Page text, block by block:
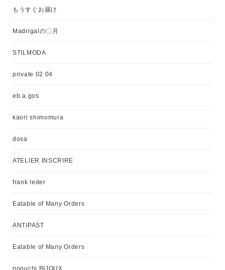
もうすぐお届け
Madrigalの〇月
STILMODA
private 02 04
eb.a.gos
kaori shimomura
dosa
ATELIER INSCRIRE
frank leder
Eatable of Many Orders
ANTIPAST
Eatable of Many Orders